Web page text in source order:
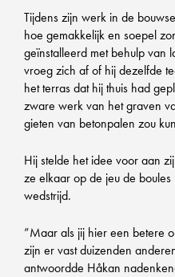
Tijdens zijn werk in de
hoe gemakkelijk en soepel
geïnstalleerd met behulp van
vroeg zich af of hij dezelfde
het terras dat hij thuis had
zware werk van het graven
gieten van betonpalen zou
Hij stelde het idee voor aan
ze elkaar op de jeu de
wedstrijd.
”Maar als jij hier een betere
zijn er vast duizenden
antwoordde Håkan